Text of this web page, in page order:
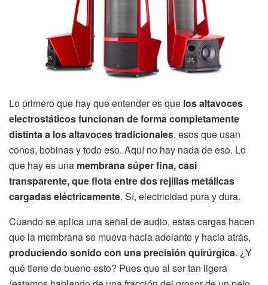
Lo primero que hay que entender es que los altavoces
electrostáticos funcionan de forma completamente
distinta a los altavoces tradicionales, esos que usan
conos, bobinas y todo eso. Aquí no hay nada de eso. Lo
que hay es una membrana súper fina, casi
transparente, que flota entre dos rejillas metálicas
cargadas eléctricamente. Sí, electricidad pura y dura.
Cuando se aplica una señal de audio, estas cargas hacen
que la membrana se mueva hacia adelante y hacia atrás,
produciendo sonido con una precisión quirúrgica. ¿Y
qué tiene de bueno esto? Pues que al ser tan ligera